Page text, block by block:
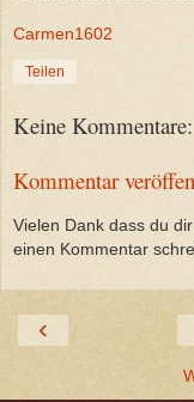
Carmen1602
Teilen
Keine Kommentare:
Kommentar
Vielen Dank dass du
einen Kommentar
‹